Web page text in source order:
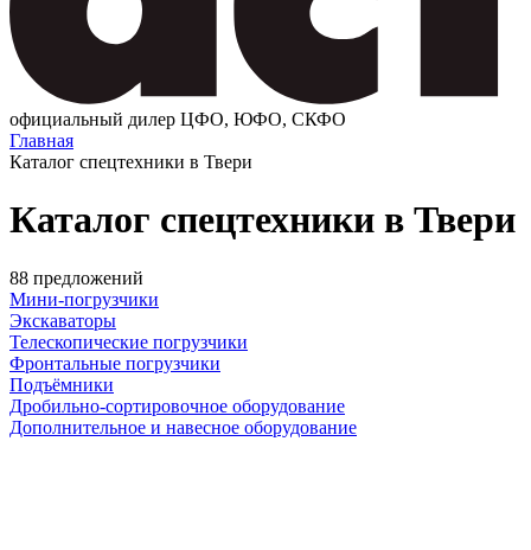
официальный дилер ЦФО, ЮФО, СКФО
Главная
Каталог спецтехники в Твери
Каталог спецтехники в Твери
88 предложений
Мини-погрузчики
Экскаваторы
Телескопические погрузчики
Фронтальные погрузчики
Подъёмники
Дробильно-сортировочное оборудование
Дополнительное и навесное оборудование